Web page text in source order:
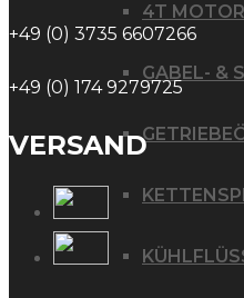
4T
GABEL- &
+49 (0) 3735 6607266
+49 (0) 174 9279725
VERSAND